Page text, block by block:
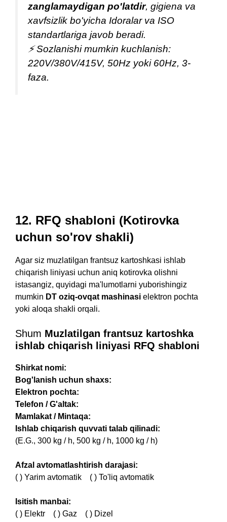
zanglamaydigan po'latdir, gigiena va
xavfsizlik bo'yicha Idoralar va ISO
standartlariga javob beradi.
⚡ Sozlanishi mumkin kuchlanish:
220V/380V/415V, 50Hz yoki 60Hz, 3-
faza.
12. RFQ shabloni (Kotirovka
uchun so'rov shakli)
Agar siz muzlatilgan frantsuz kartoshkasi ishlab
chiqarish liniyasi uchun aniq kotirovka olishni
istasangiz, quyidagi ma'lumotlarni yuborishingiz
mumkin DT oziq-ovqat mashinasi elektron pochta
yoki aloqa shakli orqali.
Shum Muzlatilgan frantsuz kartoshka
ishlab chiqarish liniyasi RFQ shabloni
Shirkat nomi:
Bog'lanish uchun shaxs:
Elektron pochta:
Telefon / G'altak:
Mamlakat / Mintaqa:
Ishlab chiqarish quvvati talab qilinadi:
(E.G., 300 kg / h, 500 kg / h, 1000 kg / h)
Afzal avtomatlashtirish darajasi:
( ) Yarim avtomatik ( ) To'liq avtomatik
Isitish manbai:
( ) Elektr ( ) Gaz ( ) Dizel